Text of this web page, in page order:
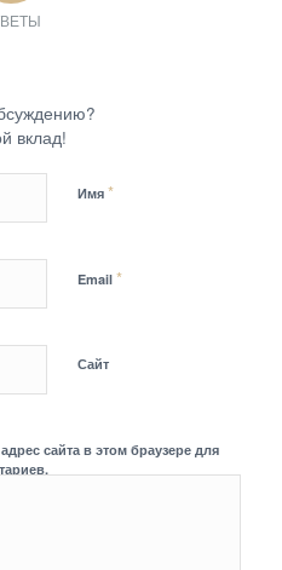
вклад!
Имя *
Email *
Сайт
сайта в этом браузере для